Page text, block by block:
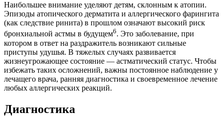
Наибольшее внимание уделяют детям, склонным к атопии.
Эпизоды атопического дерматита и аллергического фарингита
(как следствие ринита) в прошлом означают высокий риск
бронхиальной астмы в будущем6. Это заболевание, при
котором в ответ на раздражитель возникают сильные
приступы удушья. В тяжелых случаях развивается
жизнеугрожающее состояние — астматический статус. Чтобы
избежать таких осложнений, важны постоянное наблюдение у
лечащего врача, ранняя диагностика и своевременное лечение
любых аллергических реакций.
Диагностика